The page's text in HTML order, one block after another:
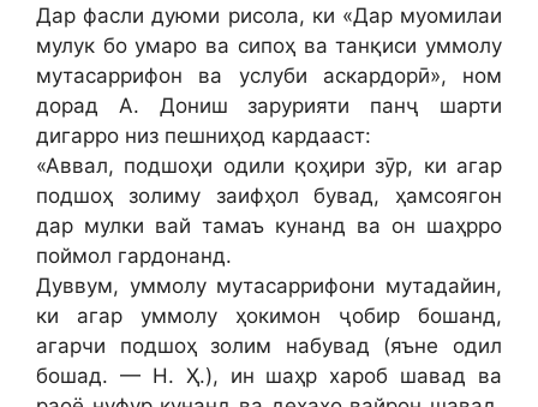
Дар фасли дуюми рисола, ки «Дар муомилаи
мулук бо умаро ва сипоҳ ва танқиси уммолу
мутасаррифон ва услуби аскардорӣ», ном
дорад А. Дониш зарурияти панҷ шарти
дигарро низ пешниҳод кардааст:
«Аввал, подшоҳи одили қоҳири зӯр, ки агар
подшоҳ золиму заифҳол бувад, ҳамсоягон
дар мулки вай тамаъ кунанд ва он шаҳрро
поймол гардонанд.
Дуввум, уммолу мутасаррифони мутадайин,
ки агар уммолу ҳокимон ҷобир бошанд,
агарчи подшоҳ золим набувад (яъне одил
бошад. — Н. Ҳ.), ин шаҳр хароб шавад ва